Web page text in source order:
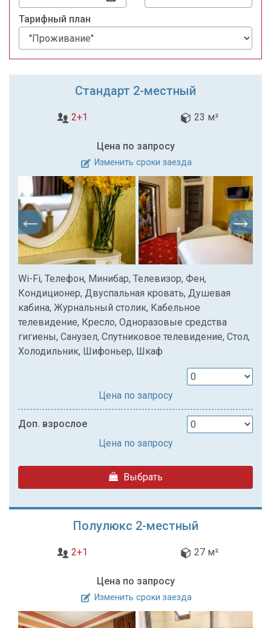
Тарифный план
Стандарт 2-местный
2+1 23 м²
Цена по запросу
Изменить сроки заезда
Wi-Fi, Телефон, Минибар, Телевизор, Фен,
Кондиционер, Двуспальная кровать, Душевая
кабина, Журнальный столик, Кабельное
телевидение, Кресло, Одноразовые средства
гигиены, Санузел, Спутниковое телевидение, Стол,
Холодильник, Шифоньер, Шкаф
Цена по запросу
Доп. взрослое
Цена по запросу
Выбрать
Полулюкс 2-местный
2+1 27 м²
Цена по запросу
Изменить сроки заезда